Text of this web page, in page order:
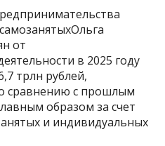
от
в 2025 году
трлн рублей,
сравнению с прошлым
образом за счет
и индивидуальных